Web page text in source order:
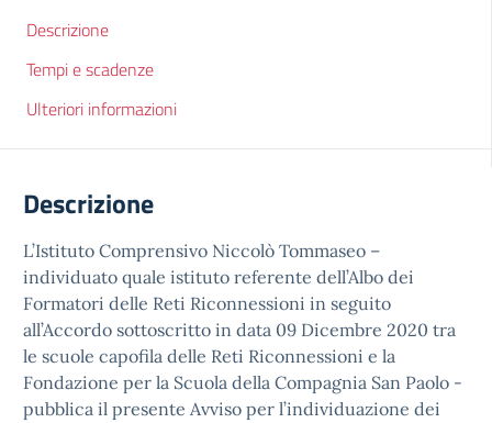
Descrizione
Tempi e scadenze
Ulteriori informazioni
Descrizione
L’Istituto Comprensivo Niccolò Tommaseo –
individuato quale istituto referente dell’Albo dei
Formatori delle Reti Riconnessioni in seguito
all’Accordo sottoscritto in data 09 Dicembre 2020 tra
le scuole capofila delle Reti Riconnessioni e la
Fondazione per la Scuola della Compagnia San Paolo -
pubblica il presente Avviso per l’individuazione dei